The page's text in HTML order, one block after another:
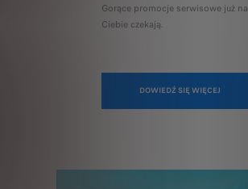
Gorące promocje serwisowe już na
Ciebie czekają.
DOWIEDŹ SIĘ WIĘCEJ